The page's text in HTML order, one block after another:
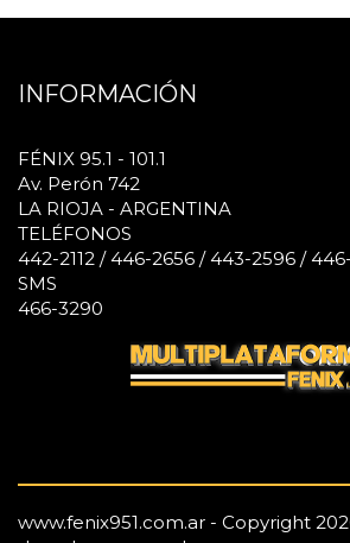
INFORMACIÓN
FÉNIX 95.1 - 101.1
Av. Perón 742
LA RIOJA - ARGENTINA
TELÉFONOS
442-2112 / 446-2656 / 443-2596 /
SMS
466-3290
www.fenix951.com.ar - Copyright